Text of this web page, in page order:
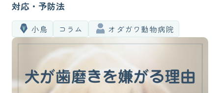
対応・予防法
小鳥 コラム オダガワ動物病院